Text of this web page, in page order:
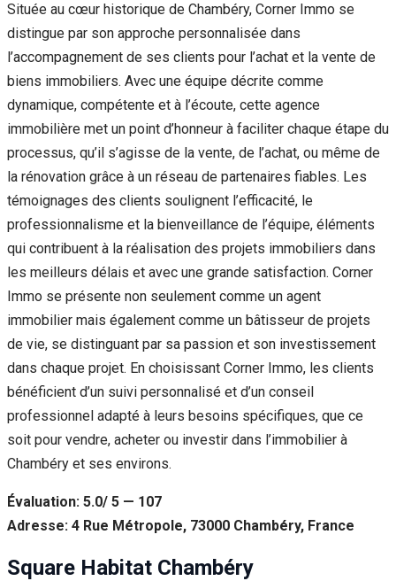
Située au cœur historique de Chambéry, Corner Immo se
distingue par son approche personnalisée dans
l’accompagnement de ses clients pour l’achat et la vente de
biens immobiliers. Avec une équipe décrite comme
dynamique, compétente et à l’écoute, cette agence
immobilière met un point d’honneur à faciliter chaque étape du
processus, qu’il s’agisse de la vente, de l’achat, ou même de
la rénovation grâce à un réseau de partenaires fiables. Les
témoignages des clients soulignent l’efficacité, le
professionnalisme et la bienveillance de l’équipe, éléments
qui contribuent à la réalisation des projets immobiliers dans
les meilleurs délais et avec une grande satisfaction. Corner
Immo se présente non seulement comme un agent
immobilier mais également comme un bâtisseur de projets
de vie, se distinguant par sa passion et son investissement
dans chaque projet. En choisissant Corner Immo, les clients
bénéficient d’un suivi personnalisé et d’un conseil
professionnel adapté à leurs besoins spécifiques, que ce
soit pour vendre, acheter ou investir dans l’immobilier à
Chambéry et ses environs.
Évaluation: 5.0/ 5 — 107
Adresse: 4 Rue Métropole, 73000 Chambéry, France
Square Habitat Chambéry